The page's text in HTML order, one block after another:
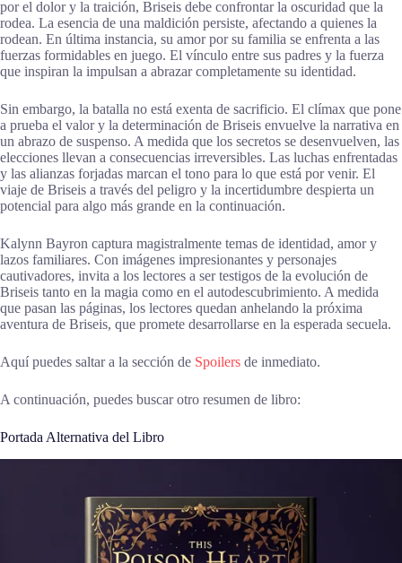
por el dolor y la traición, Briseis debe confrontar la oscuridad que la
rodea. La esencia de una maldición persiste, afectando a quienes la
rodean. En última instancia, su amor por su familia se enfrenta a las
fuerzas formidables en juego. El vínculo entre sus padres y la fuerza
que inspiran la impulsan a abrazar completamente su identidad.
Sin embargo, la batalla no está exenta de sacrificio. El clímax que pone
a prueba el valor y la determinación de Briseis envuelve la narrativa en
un abrazo de suspenso. A medida que los secretos se desenvuelven, las
elecciones llevan a consecuencias irreversibles. Las luchas enfrentadas
y las alianzas forjadas marcan el tono para lo que está por venir. El
viaje de Briseis a través del peligro y la incertidumbre despierta un
potencial para algo más grande en la continuación.
Kalynn Bayron captura magistralmente temas de identidad, amor y
lazos familiares. Con imágenes impresionantes y personajes
cautivadores, invita a los lectores a ser testigos de la evolución de
Briseis tanto en la magia como en el autodescubrimiento. A medida
que pasan las páginas, los lectores quedan anhelando la próxima
aventura de Briseis, que promete desarrollarse en la esperada secuela.
Aquí puedes saltar a la sección de Spoilers de inmediato.
A continuación, puedes buscar otro resumen de libro:
Portada Alternativa del Libro